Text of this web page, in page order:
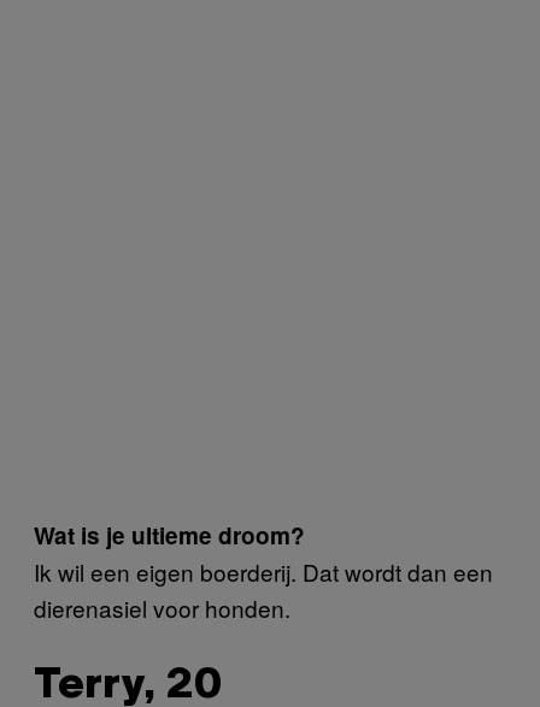
Wat is je ultieme droom?
Ik wil een eigen boerderij. Dat wordt dan een
dierenasiel voor honden.
Terry, 20